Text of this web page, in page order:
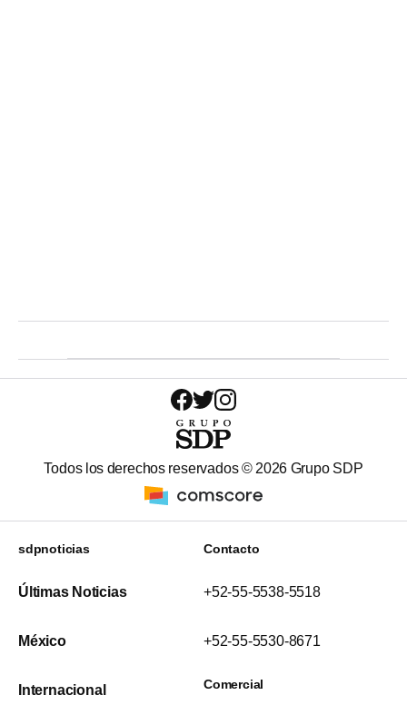
Todos los derechos reservados © 2026 Grupo SDP
sdpnoticias
Últimas Noticias
México
Internacional
Contacto
+52-55-5538-5518
+52-55-5530-8671
Comercial